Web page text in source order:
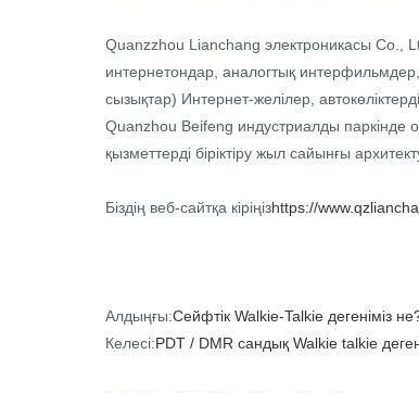
Quanzzhou Lianchang электроникасы Co.,
интернетондар, аналогтық
сызықтар) Интернет-желілер,
Quanzhou Beifeng индустриалды паркінде
қызметтерді біріктіру жыл сайынғы
Біздің веб-сайтқа кіріңізhttps://
Алдыңғы:Сейфтік Walkie-Talkie дегеніміз
Келесі:PDT / DMR сандық Walkie talkie